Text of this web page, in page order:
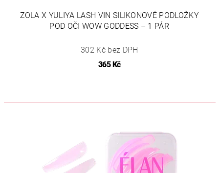
ZOLA X YULIYA LASH VIN SILIKONOVÉ PODLOŽKY
POD OČI WOW GODDESS – 1 PÁR
302 Kč bez DPH
365 Kč